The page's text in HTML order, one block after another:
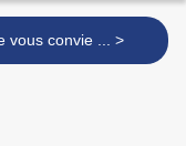
Je vous convie ... >